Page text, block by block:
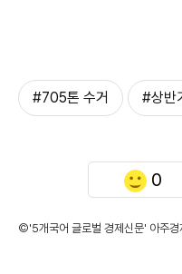
#705톤 수거 #상반
0
©'5개국어 글로벌 경제신문' 아주경